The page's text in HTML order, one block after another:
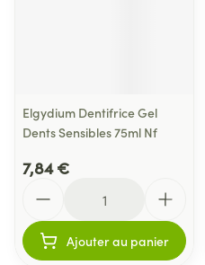
Elgydium Dentifrice Gel
Dents Sensibles 75ml Nf
7,84 €
Ajouter au panier